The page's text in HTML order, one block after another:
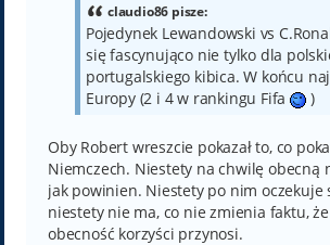
claudio86 pisze:
Pojedynek Lewandowski vs
się fascynująco nie tylko dla
portugalskiego kibica. W końcu
Europy (2 i 4 w rankingu Fifa
)
Oby Robert wreszcie pokazał to, co
Niemczech. Niestety na chwilę obecną
jak powinien. Niestety po nim oczekuje
niestety nie ma, co nie zmienia faktu,
obecność korzyści przynosi.